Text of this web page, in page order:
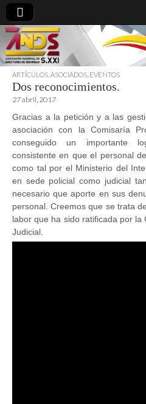
directoresdeseguridad.es
ARTÍCULOS ASOCIADOS EVENTOS
Dos reconocimientos.
27 abril, 2017
Gracias a la petición y a las
asociación con la Comisaría
conseguido un importante
consistente en que el personal
como tal por el Ministerio del
en sede policial como judicial
necesario que aporte en sus
personal. Creemos que se trata
labor que ha sido ratificada por la
Judicial.